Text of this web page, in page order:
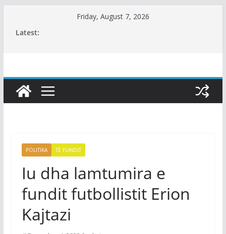
Friday, August 7, 2026
Latest:
POLITIKA TË FUNDIT
Iu dha lamtumira e
fundit futbollistit Erion
Kajtazi